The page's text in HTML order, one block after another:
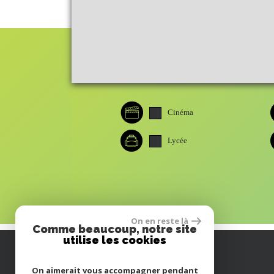
Cinéma
Lycée
On en reste là
Comme beaucoup, notre site
utilise les cookies
On aimerait vous accompagner pendant